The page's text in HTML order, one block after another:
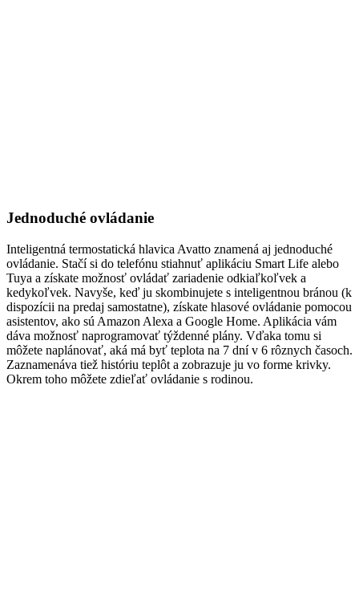
Jednoduché ovládanie
Inteligentná termostatická hlavica Avatto znamená aj jednoduché
ovládanie. Stačí si do telefónu stiahnuť aplikáciu Smart Life alebo
Tuya a získate možnosť ovládať zariadenie odkiaľkoľvek a
kedykoľvek. Navyše, keď ju skombinujete s inteligentnou bránou (k
dispozícii na predaj samostatne), získate hlasové ovládanie pomocou
asistentov, ako sú Amazon Alexa a Google Home. Aplikácia vám
dáva možnosť naprogramovať týždenné plány. Vďaka tomu si
môžete naplánovať, aká má byť teplota na 7 dní v 6 rôznych časoch.
Zaznamenáva tiež históriu teplôt a zobrazuje ju vo forme krivky.
Okrem toho môžete zdieľať ovládanie s rodinou.